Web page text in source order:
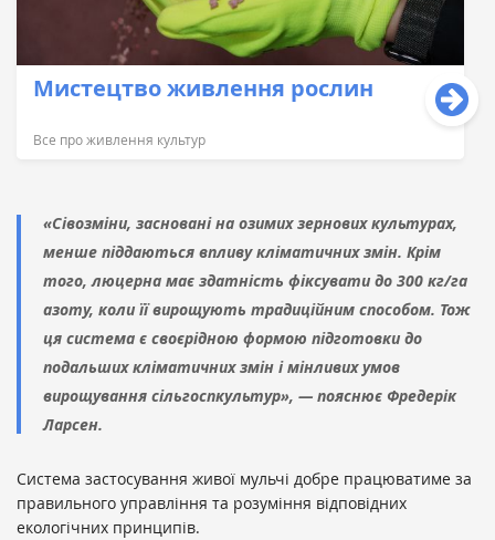
Мистецтво живлення рослин
Все про живлення культур
«Сівозміни, засновані на озимих зернових культурах,
менше піддаються впливу кліматичних змін. Крім
того, люцерна має здатність фіксувати до 300 кг/га
азоту, коли її вирощують традиційним способом. Тож
ця система є своєрідною формою підготовки до
подальших кліматичних змін і мінливих умов
вирощування сільгоспкультур», — пояснює Фредерік
Ларсен.
Система застосування живої мульчі добре працюватиме за
правильного управління та розуміння відповідних
екологічних принципів.